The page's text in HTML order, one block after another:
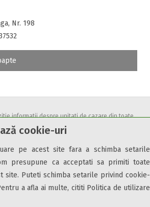
cookie-uri
pe acest site fara a schimba setarile
presupune ca acceptati sa primiti toate
site. Puteti schimba setarile privind cookie-
a afla ai multe, cititi Politica de utilizare
dizabilități
Nr. 198
informatii despre unitati de cazare din toate
rezervari online.